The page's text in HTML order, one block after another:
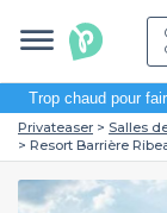
Trop chaud pour
Privateaser Salles
Resort Barrière